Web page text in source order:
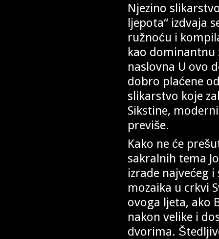
Njezino
ljepota“ izdvaja
ružnoću i
kao dominantnu
naslovna U ovo
dobro plaćene
slikarstvo koje
Sikstine,
previše.
Kako ne će
sakralnih tema
izrade najvećeg
mozaika u crkvi
ovoga ljeta, ako
nakon velike i
dvorima.